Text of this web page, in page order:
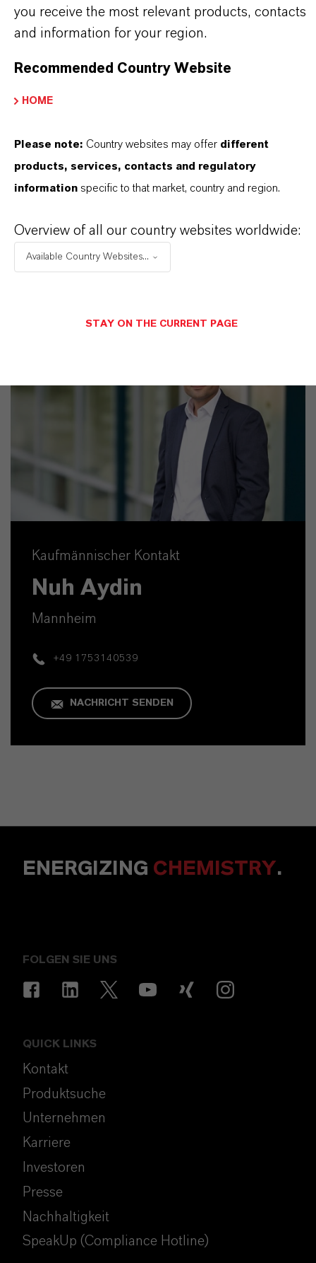
maßgeschneiderten Lösungen, globaler Präsenz
und einem tiefen Verständnis ihrer Märkte. Hier
LANXESS der richtige Partner für Ihr Unternehmen
ist.
IM MITTELPUNKT STEHEN SIE: UNSERE
11 Gründe, warum LANXESS der richtige
Kaufmännischer Kontakt
Nuh Aydin
Mannheim
+49 1753140539
NACHRICHT SENDEN
ENERGIZING CHEMISTRY.
FOLGEN SIE UNS
QUICK LINKS
Kontakt
Produktsuche
Unternehmen
Karriere
Investoren
Presse
Nachhaltigkeit
SpeakUp (Compliance Hotline)
you receive the most relevant products, contacts
and information for your region.
Recommended Country Website
HOME
Please note: Country websites may offer different
products, services, contacts and regulatory
information specific to that market, country and region.
Overview of all our country websites worldwide:
Available Country Websites...
STAY ON THE CURRENT PAGE